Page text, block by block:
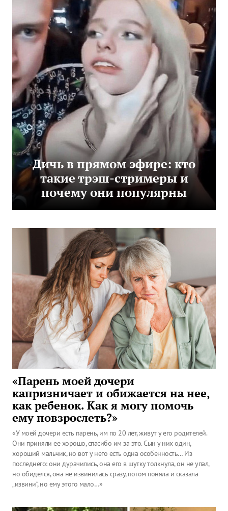
Дичь в прямом эфире: кто
такие трэш-стримеры и
почему они популярны
«Парень моей дочери
капризничает и обижается на нее,
как ребенок. Как я могу помочь
ему повзрослеть?»
«У моей дочери есть парень, им по 20 лет, живут у его родителей.
Они приняли ее хорошо, спасибо им за это. Сын у них один,
хороший мальчик, но вот у него есть одна особенность… Из
последнего: они дурачились, она его в шутку толкнула, он не упал,
но обиделся, она не извинилась сразу, потом поняла и сказала
„извини“, но ему этого мало…»